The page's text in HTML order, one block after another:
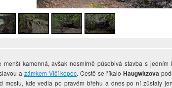
menší kamenná, avšak nesmírně působivá stavba s
a zámkem Vlčí kopec. Cestě se říkaloHaugwitzova
mostu, kde vedla po pravém břehu a dnes po ní zůstaly